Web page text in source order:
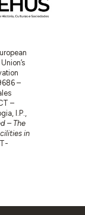
–
–
I.P.,
– The
in